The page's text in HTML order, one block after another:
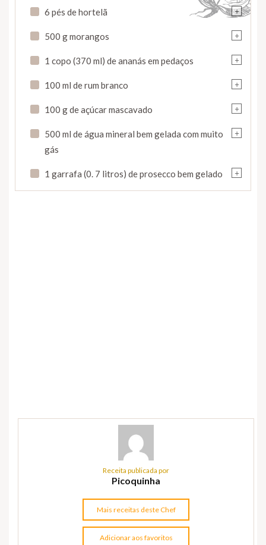
+
6 pés de hortelã
+
500 g morangos
+
1 copo (370 ml) de ananás em pedaços
+
100 ml de rum branco
+
100 g de açúcar mascavado
+
500 ml de água mineral bem gelada com muito
gás
+
1 garrafa (0. 7 litros) de prosecco bem gelado
Receita publicada por
Picoquinha
Mais receitas deste Chef
Adicionar aos favoritos